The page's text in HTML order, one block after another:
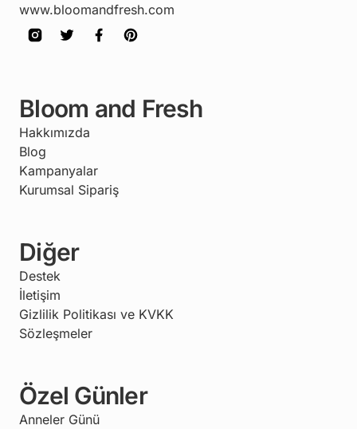
www.bloomandfresh.com
Bloom and Fresh
Hakkımızda
Blog
Kampanyalar
Kurumsal Sipariş
Diğer
Destek
İletişim
Gizlilik Politikası ve KVKK
Sözleşmeler
Özel Günler
Anneler Günü